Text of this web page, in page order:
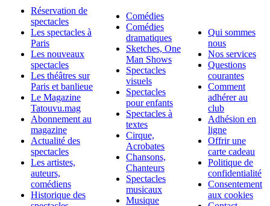
Réservation de
spectacles
Les spectacles à
Paris
Les nouveaux
spectacles
Les théâtres sur
Paris et banlieue
Le Magazine
Tatouvu.mag
Abonnement au
magazine
Actualité des
spectacles
Les artistes,
auteurs,
comédiens
Historique des
Comédies
Comédies
dramatiques
Sketches, One
Man Shows
Spectacles
visuels
Spectacles
pour enfants
Spectacles à
textes
Cirque,
Acrobates
Chansons,
Chanteurs
Spectacles
musicaux
Musique
Qui sommes
nous
Nos services
Questions
courantes
Comment
adhérer au
club
Adhésion en
ligne
Offrir une
carte cadeau
Politique de
confidentialité
Consentement
aux cookies